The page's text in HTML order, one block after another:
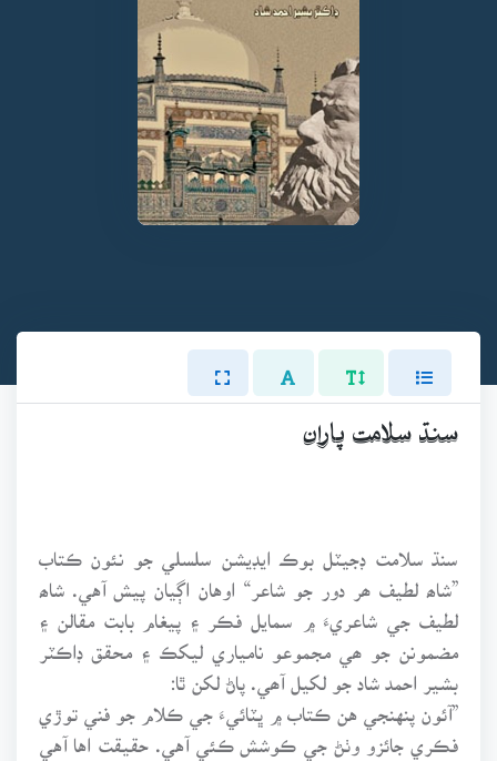
سنڌ سلامت پاران
سنڌ سلامت ڊجيٽل بوڪ ايڊيشن سلسلي جو نئون ڪتاب
”شاھ لطيف ھر دور جو شاعر“ اوهان اڳيان پيش آهي. شاھ
لطيف جي شاعريءَ ۾ سمايل فڪر ۽ پيغام بابت مقالن ۽
مضمونن جو ھي مجموعو نامياري ليکڪ ۽ محقق ڊاڪٽر
بشير احمد شاد جو لکيل آھي. پاڻ لکن ٿا:
”آئون پنهنجي هن ڪتاب ۾ ڀٽائيءَ جي ڪلام جو فني توڙي
فڪري جائزو وٺڻ جي ڪوشش ڪئي آهي. حقيقت اها آهي